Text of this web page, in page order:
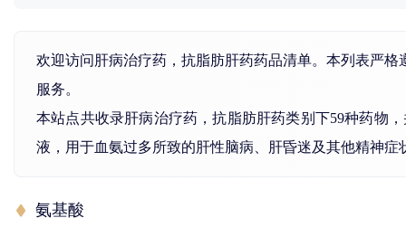
欢迎访问肝病治疗药，抗脂肪肝药药品清单。本列表严
服务。
本站点共收录肝病治疗药，抗脂肪肝药类别下59种药物
液，用于血氨过多所致的肝性脑病、肝昏迷及其他精神症
氨基酸